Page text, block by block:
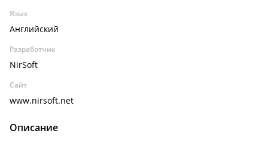
Язык
Английский
Разработчик
NirSoft
Сайт
www.nirsoft.net
Описание